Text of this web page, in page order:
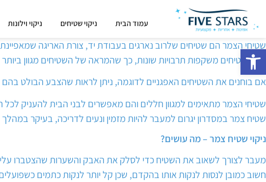
עמוד הבית ניקוי שטיחים ניקוי וילונות
שטיחי הצמר הם שטיחים שלרוב נארגים בעבודת יד, צורת האריגה
את השטיחים משקפות תרבויות שונות, כך שהמראה של השטיחים מגוון ביותר
אם בוחנים את השטיחים האפגניים לדוגמה, ניתן לראות שהצבע הבולט
שטיחי הצמר מתאימים למגוון חללים והם מאפשרים לבני הבית להעניק לכל
שטיח צמר במסדרון יגרום למעבר להיות מזמין ונעים לדריכה, בעיקר
ניקוי שטיח צמר – מה עושים?
מעבר לצורך לשאוב את השטיח כדי לסלק את האבק והשערות שהצטברו
חשוב כמובן לנסות לנקות אותו בהקדם, שכן קל יותר לנקות כתמים
פתח סרגל נגישות